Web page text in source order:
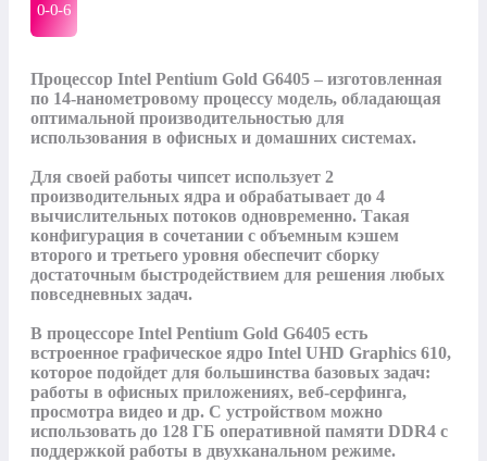
0-0-6
Процессор Intel Pentium Gold G6405 – изготовленная
по 14-нанометровому процессу модель, обладающая
оптимальной производительностью для
использования в офисных и домашних системах.
Для своей работы чипсет использует 2
производительных ядра и обрабатывает до 4
вычислительных потоков одновременно. Такая
конфигурация в сочетании с объемным кэшем
второго и третьего уровня обеспечит сборку
достаточным быстродействием для решения любых
повседневных задач.
В процессоре Intel Pentium Gold G6405 есть
встроенное графическое ядро Intel UHD Graphics 610,
которое подойдет для большинства базовых задач:
работы в офисных приложениях, веб-серфинга,
просмотра видео и др. С устройством можно
использовать до 128 ГБ оперативной памяти DDR4 с
поддержкой работы в двухканальном режиме.